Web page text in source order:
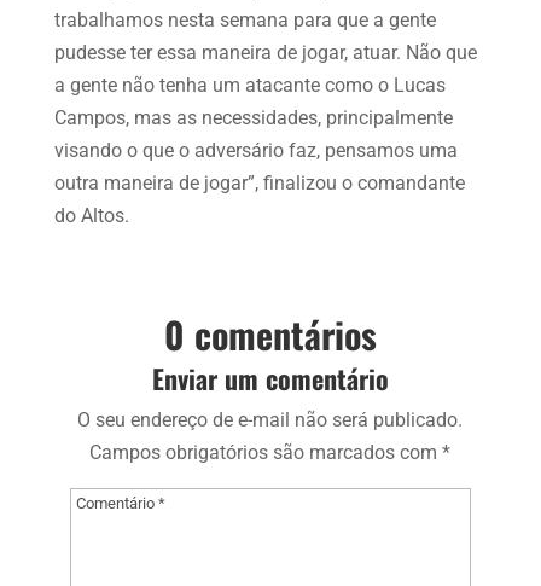
trabalhamos nesta semana para que a gente
pudesse ter essa maneira de jogar, atuar. Não que
a gente não tenha um atacante como o Lucas
Campos, mas as necessidades, principalmente
visando o que o adversário faz, pensamos uma
outra maneira de jogar”, finalizou o comandante
do Altos.
0 comentários
Enviar um comentário
O seu endereço de e-mail não será publicado.
Campos obrigatórios são marcados com*